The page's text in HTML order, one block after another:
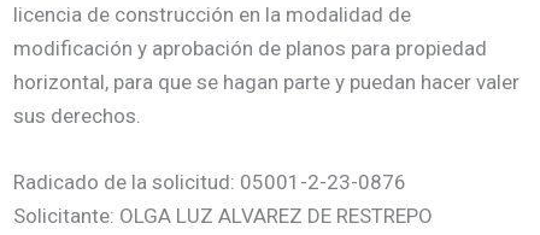
licencia de construcción en la modalidad de
modificación y aprobación de planos para propiedad
horizontal, para que se hagan parte y puedan hacer valer
sus derechos.
Radicado de la solicitud: 05001-2-23-0876
Solicitante: OLGA LUZ ALVAREZ DE RESTREPO